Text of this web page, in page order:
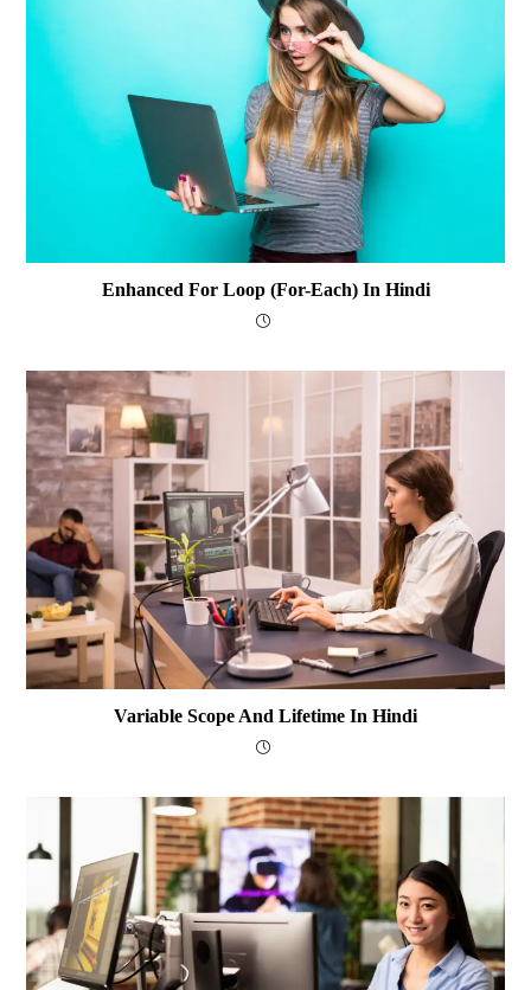
Enhanced For Loop (for-Each) In Hindi
Variable Scope And Lifetime In Hindi